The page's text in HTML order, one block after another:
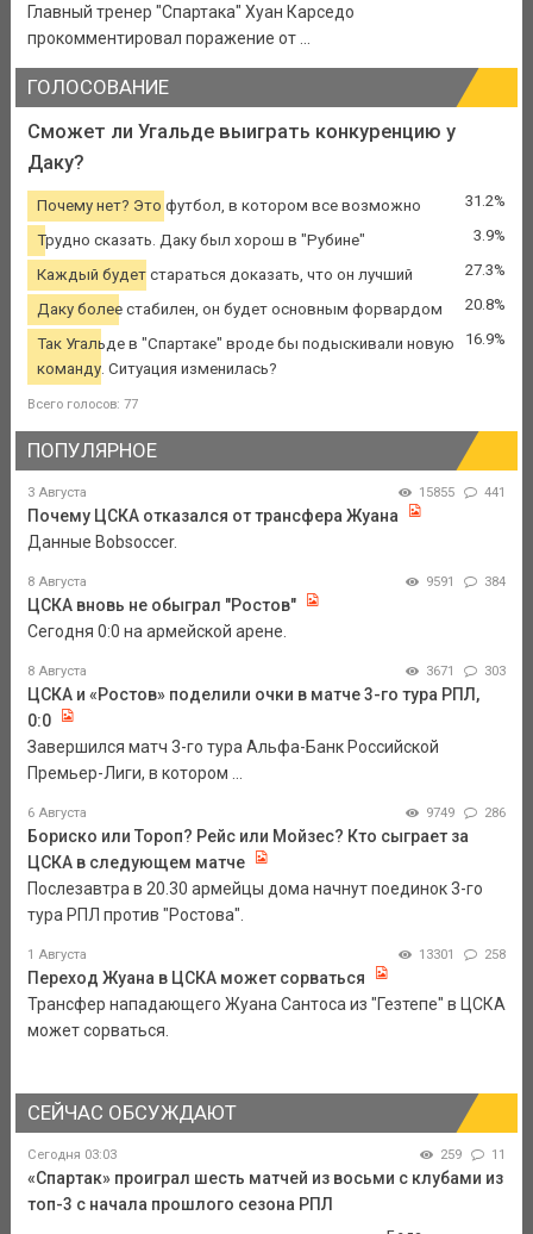
Главный тренер "Спартака" Хуан Карседо
прокомментировал поражение от ...
ГОЛОСОВАНИЕ
Сможет ли Угальде выиграть конкуренцию у
Даку?
Почему нет? Это футбол, в котором все возможно 31.2%
Трудно сказать. Даку был хорош в "Рубине" 3.9%
Каждый будет стараться доказать, что он лучший 27.3%
Даку более стабилен, он будет основным форвардом 20.8%
Так Угальде в "Спартаке" вроде бы подыскивали новую
команду. Ситуация изменилась?
16.9%
Всего голосов: 77
ПОПУЛЯРНОЕ
3 Августа 15855 441
Почему ЦСКА отказался от трансфера Жуана
Данные Bobsoccer.
8 Августа 9591 384
ЦСКА вновь не обыграл "Ростов"
Сегодня 0:0 на армейской арене.
8 Августа 3671 303
ЦСКА и «Ростов» поделили очки в матче 3-го тура РПЛ,
0:0
Завершился матч 3-го тура Альфа-Банк Российской
Премьер-Лиги, в котором ...
6 Августа 9749 286
Бориско или Тороп? Рейс или Мойзес? Кто сыграет за
ЦСКА в следующем матче
Послезавтра в 20.30 армейцы дома начнут поединок 3-го
тура РПЛ против "Ростова".
1 Августа 13301 258
Переход Жуана в ЦСКА может сорваться
Трансфер нападающего Жуана Сантоса из "Гезтепе" в ЦСКА
может сорваться.
СЕЙЧАС ОБСУЖДАЮТ
Сегодня 03:03 259 11
«Спартак» проиграл шесть матчей из восьми с клубами из
топ-3 с начала прошлого сезона РПЛ